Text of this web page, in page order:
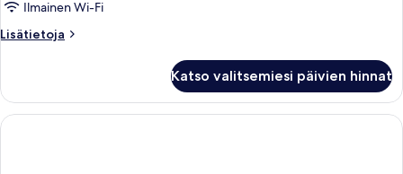
kuvat
Ilmainen Wi-Fi
Lisätietoja
Lisätietoja
1
King
Bed
Katso valitsemiesi päivien hinnat